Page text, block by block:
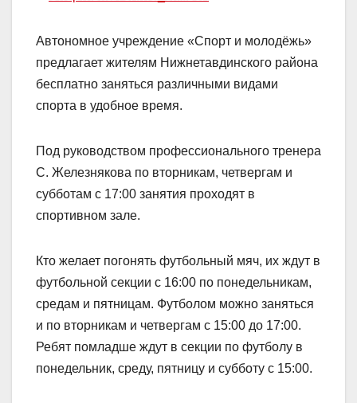
Автономное учреждение «Спорт и молодёжь»
предлагает жителям Нижнетавдинского района
бесплатно заняться различными видами
спорта в удобное время.
Под руководством профессионального тренера
С. Железнякова по вторникам, четвергам и
субботам с 17:00 занятия проходят в
спортивном зале.
Кто желает погонять футбольный мяч, их ждут в
футбольной секции с 16:00 по понедельникам,
средам и пятницам. Футболом можно заняться
и по вторникам и четвергам с 15:00 до 17:00.
Ребят помладше ждут в секции по футболу в
понедельник, среду, пятницу и субботу с 15:00.